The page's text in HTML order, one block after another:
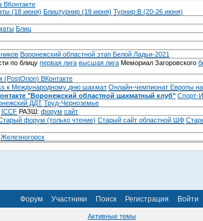
ВКонтакте
(18 июня) Блицтурнир (19 июня) Турнир B (20-26 июня)
Блиц
Воронежский областной этап Белой Ладьи-2021
по блицу первая лига высшая лига Мемориал Загоровского
(PostOrion) ВКонтакте
к Международному дню шахмат Онлайн-чемпионат Европы
"Воронежский областной шахматный клуб" Спорт-
ДДТ Труд-Черноземье
ICCF РАЗШ: форум сайт
форум (только чтение) Старый сайт областной ШФ
Железногорск
Форум Участники Поиск Регистрация Войти
Активные темы